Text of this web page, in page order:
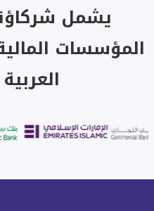
يشمل
المؤسسات